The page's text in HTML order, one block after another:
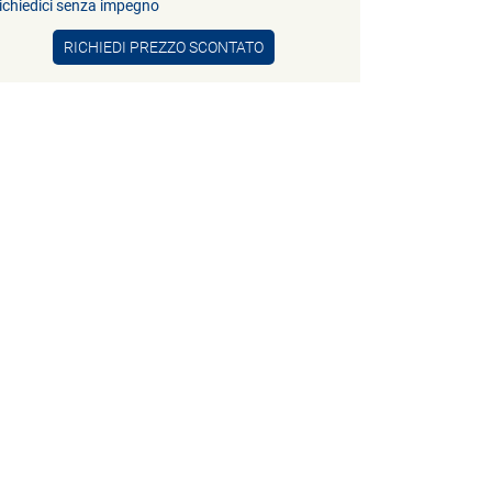
senza impegno
RICHIEDI PREZZO SCONTATO